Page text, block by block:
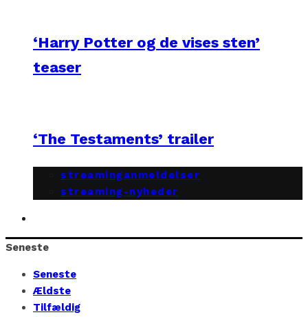
‘Harry Potter og de vises sten’
teaser
‘The Testaments’ trailer
streaminganmeldelser
streaming-nyheder
Seneste
Seneste
Ældste
Tilfældig